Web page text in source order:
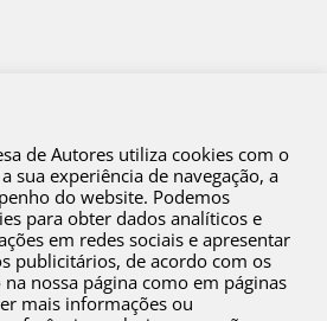
de Corrupção e Infrações Conexas
de Autores utiliza cookies com o
sua experiência de navegação, a
do website. Podemos
para obter dados analíticos e
em redes sociais e apresentar
publicitários, de acordo com os
nossa página como em páginas
mais informações ou